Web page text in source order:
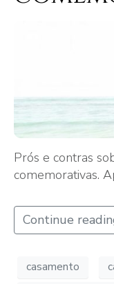
Prós e contras
comemorativas.
Continue
casamento